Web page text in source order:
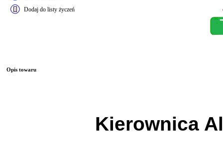
Dodaj do listy życzeń
Opis towaru
Kierownica